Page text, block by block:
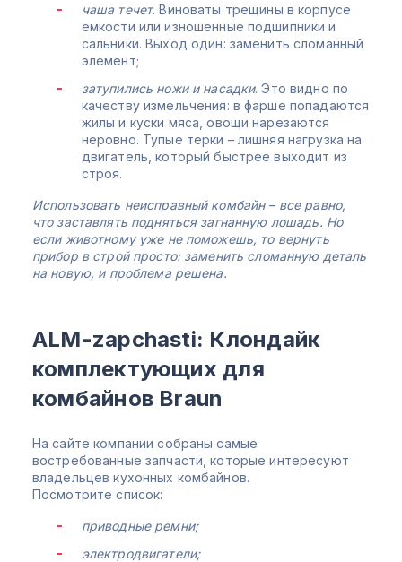
чаша течет. Виноваты трещины в корпусе
емкости или изношенные подшипники и
сальники. Выход один: заменить сломанный
элемент;
затупились ножи и насадки. Это видно по
качеству измельчения: в фарше попадаются
жилы и куски мяса, овощи нарезаются
неровно. Тупые терки – лишняя нагрузка на
двигатель, который быстрее выходит из
строя.
Использовать неисправный комбайн – все равно,
что заставлять подняться загнанную лошадь. Но
если животному уже не поможешь, то вернуть
прибор в строй просто: заменить сломанную деталь
на новую, и проблема решена.
ALM-zapchasti: Клондайк
комплектующих для
комбайнов Braun
На сайте компании собраны самые
востребованные запчасти, которые интересуют
владельцев кухонных комбайнов.
Посмотрите список:
приводные ремни;
электродвигатели;